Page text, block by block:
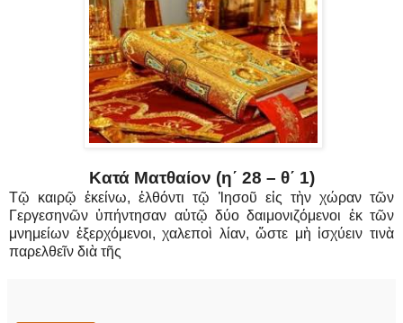
Κατά Ματθαίον (η΄ 28 – θ΄ 1)
Τῷ καιρῷ ἐκείνω, ἐλθόντι τῷ Ἰησοῦ εἰς τὴν χώραν τῶν
Γεργεσηνῶν ὑπήντησαν αὐτῷ δύο δαιμονιζόμενοι ἐκ τῶν
μνημείων ἐξερχόμενοι, χαλεποὶ λίαν, ὥστε μὴ ἰσχύειν τινὰ
παρελθεῖν διὰ τῆς